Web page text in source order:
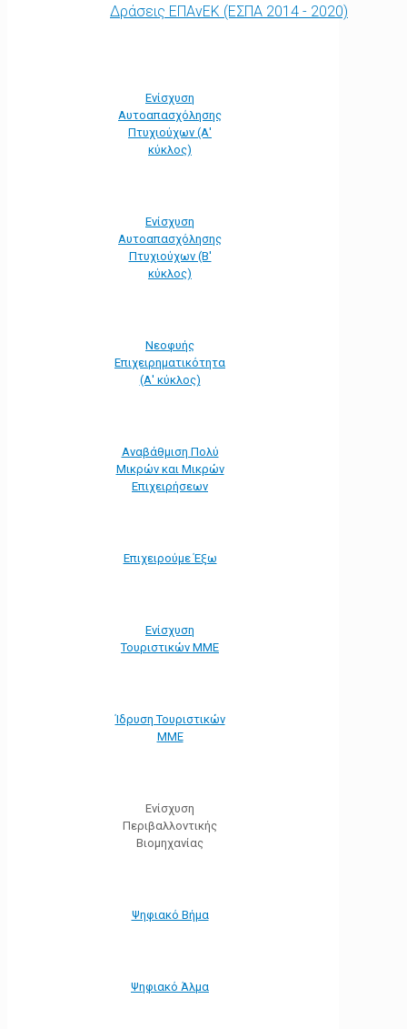
Δράσεις ΕΠΑνΕΚ (ΕΣΠΑ 2014 - 2020)
Ενίσχυση
Αυτοαπασχόλησης
Πτυχιούχων (Α'
κύκλος)
Ενίσχυση
Αυτοαπασχόλησης
Πτυχιούχων (Β'
κύκλος)
Νεοφυής
Επιχειρηματικότητα
(Α' κύκλος)
Αναβάθμιση Πολύ
Μικρών και Μικρών
Επιχειρήσεων
Επιχειρούμε Έξω
Ενίσχυση
Τουριστικών ΜΜΕ
Ίδρυση Τουριστικών
ΜΜΕ
Ενίσχυση
Περιβαλλοντικής
Βιομηχανίας
Ψηφιακό Βήμα
Ψηφιακό Άλμα